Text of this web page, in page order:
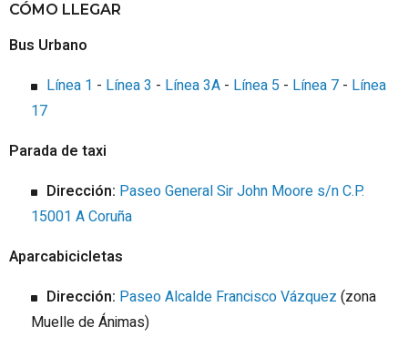
CÓMO LLEGAR
Bus Urbano
Línea 1 - Línea 3 - Línea 3A - Línea 5 - Línea 7 - Línea
17
Parada de taxi
Dirección: Paseo General Sir John Moore s/n C.P.
15001 A Coruña
Aparcabicicletas
Dirección: Paseo Alcalde Francisco Vázquez (zona
Muelle de Ánimas)